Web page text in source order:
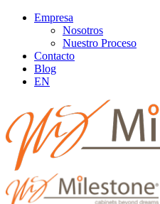
Empresa
Nosotros
Nuestro Proceso
Contacto
Blog
EN